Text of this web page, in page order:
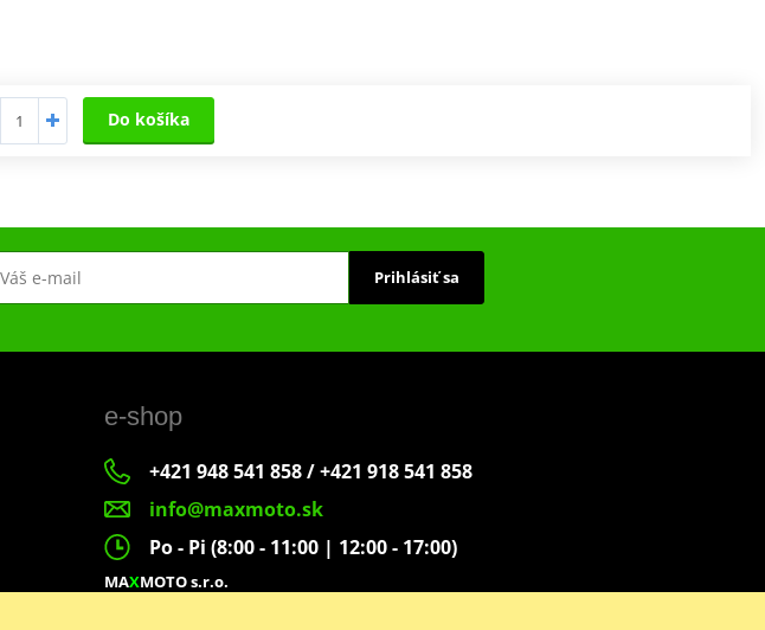
Do košíka
Prihlásiť sa
e-shop
+421 948 541 858 / +421 918 541 858
info@maxmoto.sk
Po - Pi (8:00 - 11:00 | 12:00 - 17:00)
MAXMOTO s.r.o.